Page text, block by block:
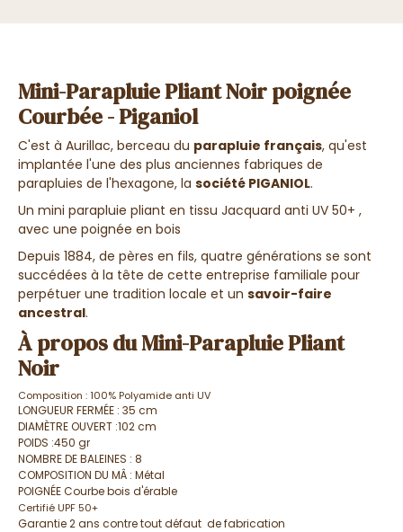
Mini-Parapluie Pliant Noir poignée
Courbée - Piganiol
C'est à Aurillac, berceau du parapluie français, qu'est
implantée l'une des plus anciennes fabriques de
parapluies de l'hexagone, la société PIGANIOL.
Un mini parapluie pliant en tissu Jacquard anti UV 50+ ,
avec une poignée en bois
Depuis 1884, de pères en fils, quatre générations se sont
succédées à la tête de cette entreprise familiale pour
perpétuer une tradition locale et un savoir-faire
ancestral.
À propos du Mini-Parapluie Pliant
Noir
Composition : 100% Polyamide anti UV
LONGUEUR FERMÉE : 35 cm
DIAMÈTRE OUVERT :102 cm
POIDS :450 gr
NOMBRE DE BALEINES : 8
COMPOSITION DU MÂ : Métal
POIGNÉECourbe bois d'érable
Certifié UPF 50+
Garantie 2 ans contre tout défaut de fabrication